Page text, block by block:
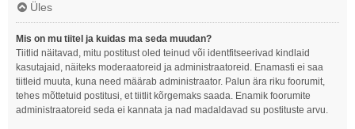
Üles
Mis on mu tiitel ja kuidas ma seda muudan?
Tiitlid näitavad, mitu postitust oled teinud või identfitseerivad kindlaid
kasutajaid, näiteks moderaatoreid ja administraatoreid. Enamasti ei saa
tiitleid muuta, kuna need määrab administraator. Palun ära riku foorumit,
tehes mõttetuid postitusi, et tiitlit kõrgemaks saada. Enamik foorumite
administraatoreid seda ei kannata ja nad madaldavad su postituste arvu.